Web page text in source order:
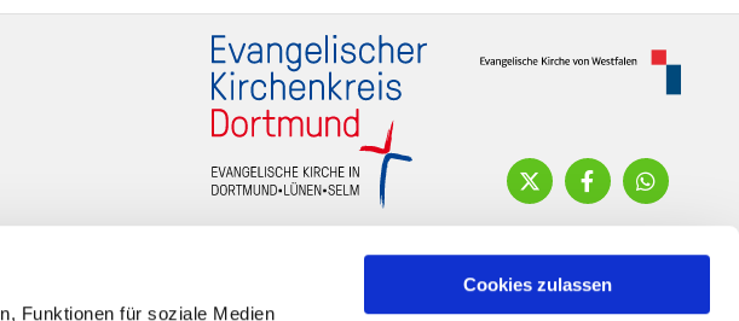
Funktionen für soziale Medien
Cookies zulassen